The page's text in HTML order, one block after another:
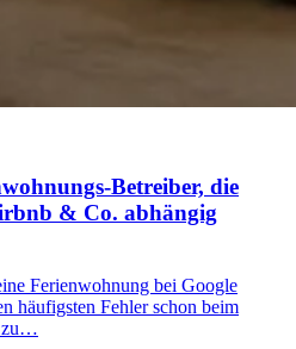
Betreiber, die
& Co. abhängig
Ferienwohnung bei Google
häufigsten Fehler schon beim
zu…